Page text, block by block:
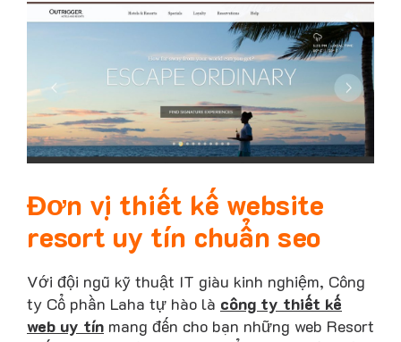
Đơn vị thiết kế website
resort uy tín chuẩn seo
Với đội ngũ kỹ thuật IT giàu kinh nghiệm, Công
ty Cổ phần Laha tự hào là công ty thiết kế
web uy tín mang đến cho bạn những web Resort